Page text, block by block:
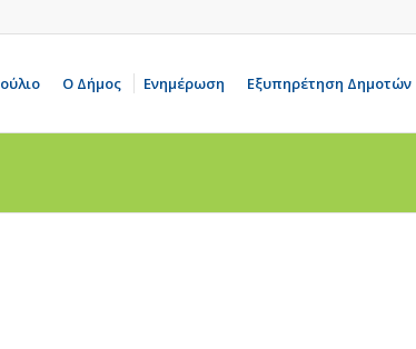
Ο Δήμος Ενημέρωση Εξυπηρέτηση Δημοτών